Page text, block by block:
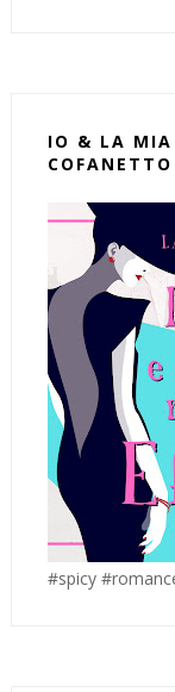
IO & LA MIA
COFANETTO
#spicy